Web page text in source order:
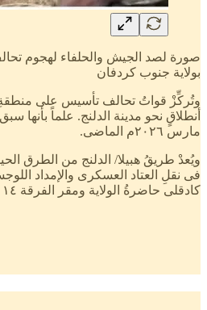
صورة لصد الجيش والحلفاء لهجوم
بولاية جنوب كردفان
وتُركِّزْ قواتُ تحالف تأسيس على منطقةِ
أنطلاقٍ نحو مدينة الدلنج. علماً بأنها
مارس ٢٠٢٦م الماضى.
ويُعدْ طريقُ هبيلا/ الدلنج من الطرق
فى نقلِ العتاد العسكرى والإمداد
كادقلى حاضرةُ الولاية ومقر الفرقة ١٤ مشاة.